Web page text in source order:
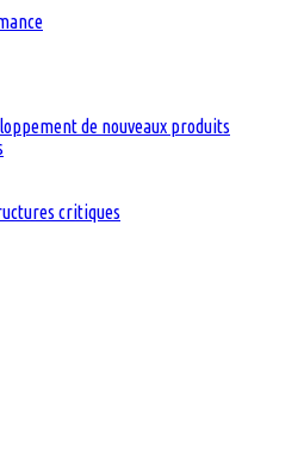
de nouveaux produits
critiques